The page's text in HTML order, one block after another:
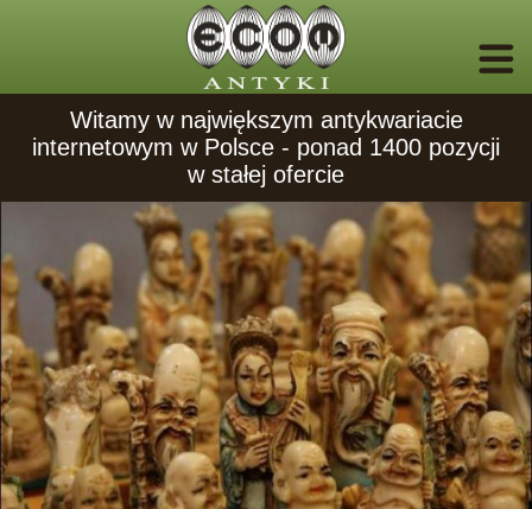
Witamy w największym antykwariacie
internetowym w Polsce - ponad 1400 pozycji
w stałej ofercie